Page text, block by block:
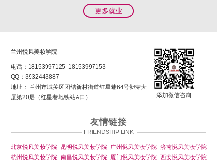
更多就业
兰州悦风美妆学院
电话： 18153997125 18153997153
QQ：3932443887
地址： 兰州市城关区团结新村街道红星巷64号昶荣大
厦第20层（红星巷地铁站A口）
添加微信咨询
友情链接
FRIENDSHIP LINK
北京悦风美妆学院 昆明悦风美妆学院 广州悦风美妆学院 济南悦风美妆学院
杭州悦风美妆学院 南昌悦风美妆学院 厦门悦风美妆学院 西安悦风美妆学院